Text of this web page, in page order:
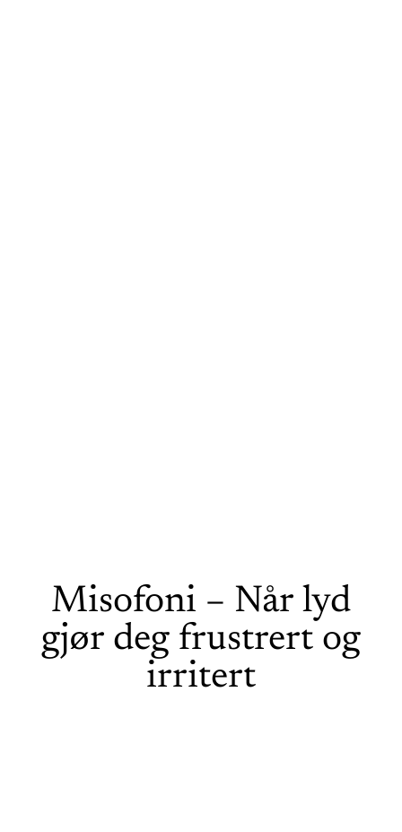
Misofoni – Når lyd
gjør deg frustrert og
irritert